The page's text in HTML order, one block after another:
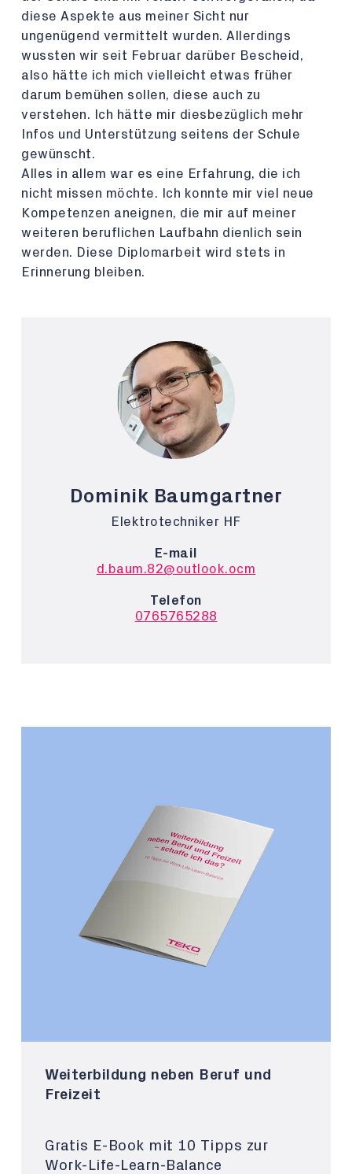
diese Aspekte aus meiner Sicht nur
ungenügend vermittelt wurden. Allerdings
wussten wir seit Februar darüber Bescheid,
also hätte ich mich vielleicht etwas früher
darum bemühen sollen, diese auch zu
verstehen. Ich hätte mir diesbezüglich mehr
Infos und Unterstützung seitens der Schule
gewünscht.
Alles in allem war es eine Erfahrung, die ich
nicht missen möchte. Ich konnte mir viel neue
Kompetenzen aneignen, die mir auf meiner
weiteren beruflichen Laufbahn dienlich sein
werden. Diese Diplomarbeit wird stets in
Erinnerung bleiben.
Dominik Baumgartner
Elektrotechniker HF
E-mail
d.baum.82@outlook.ocm
Telefon
0765765288
Weiterbildung neben Beruf und
Freizeit
Gratis E-Book mit 10 Tipps zur
Work-Life-Learn-Balance